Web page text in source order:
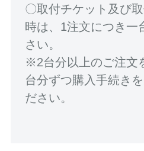
〇取付チケット及び
時は、1注文につき一
さい。
※2台分以上のご注文
台分ずつ購入手続き
ださい。